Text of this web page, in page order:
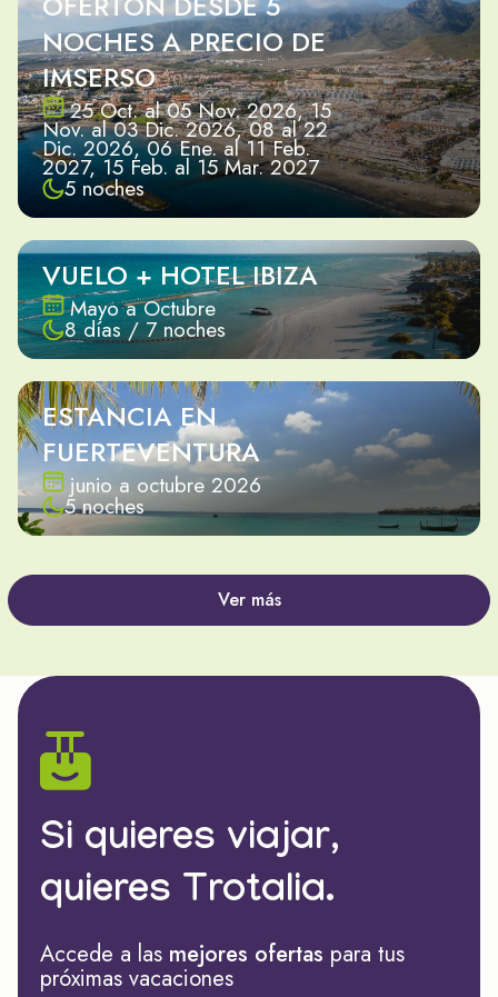
NOCHES A PRECIO DE
IMSERSO
25 Oct. al 05 Nov. 2026, 15
Nov. al 03 Dic. 2026, 08 al 22
Dic. 2026, 06 Ene. al 11 Feb.
2027, 15 Feb. al 15 Mar. 2027
5 noches
VUELO + HOTEL IBIZA
Mayo a Octubre
8 días / 7 noches
ESTANCIA EN
FUERTEVENTURA
junio a octubre 2026
5 noches
Ver más
Si quieres viajar,
quieres Trotalia.
Accede a las mejores ofertas para tus
próximas vacaciones